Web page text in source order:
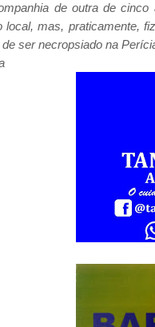
de outra de
local, mas, praticamente,
ser necropsiado na